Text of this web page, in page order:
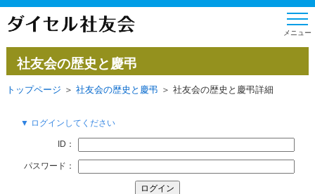
社友会の歴史と慶弔
トップページ ＞ 社友会の歴史と慶弔 ＞ 社友会の歴史と慶弔詳細
▼ ログインしてください
ID：
パスワード：